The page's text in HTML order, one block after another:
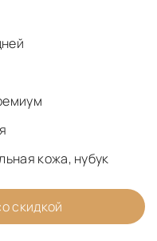
кожа, нубук
скидкой